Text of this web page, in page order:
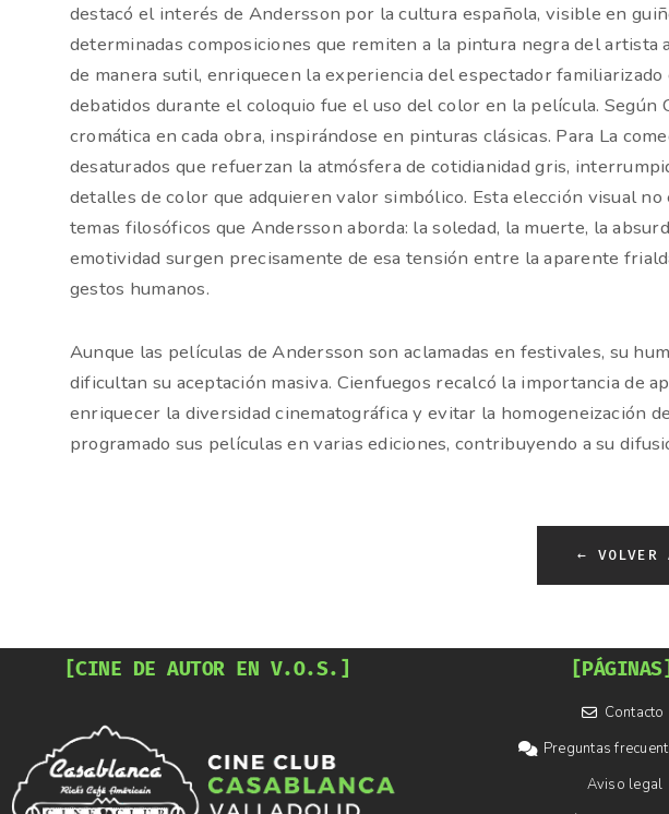
destacó el interés de Andersson por la cultura española, visible en
determinadas composiciones que remiten a la pintura negra del artista
de manera sutil, enriquecen la experiencia del espectador familiarizado
debatidos durante el coloquio fue el uso del color en la película. Según
cromática en cada obra, inspirándose en pinturas clásicas. Para La
desaturados que refuerzan la atmósfera de cotidianidad gris,
detalles de color que adquieren valor simbólico. Esta elección visual
temas filosóficos que Andersson aborda: la soledad, la muerte, la
emotividad surgen precisamente de esa tensión entre la aparente
gestos humanos.
Aunque las películas de Andersson son aclamadas en festivales, su
dificultan su aceptación masiva. Cienfuegos recalcó la importancia de
enriquecer la diversidad cinematográfica y evitar la homogeneización
programado sus películas en varias ediciones, contribuyendo a su
← VOLVER
[CINE DE AUTOR EN V.O.S.] [PÁGINAS]
Contacto
Preguntas
Aviso legal